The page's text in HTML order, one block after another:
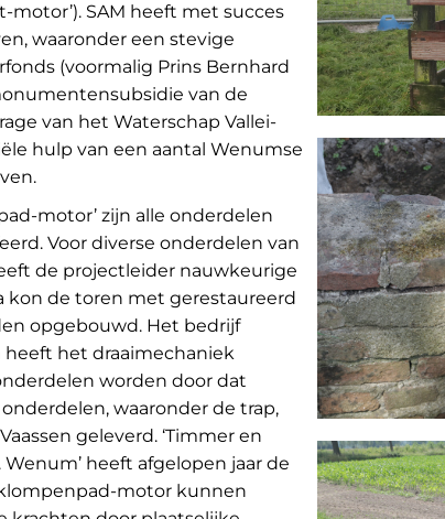
motor’). SAM heeft met succes
waaronder een stevige
(voormalig Prins Bernhard
van de
van het Waterschap Vallei-
hulp van een aantal Wenumse
motor’ zijn alle onderdelen
Voor diverse onderdelen van
de projectleider nauwkeurige
kon de toren met gerestaureerd
opgebouwd. Het bedrijf
heeft het draaimechaniek
worden door dat
waaronder de trap,
geleverd. ‘Timmer en
heeft afgelopen jaar de
motor kunnen